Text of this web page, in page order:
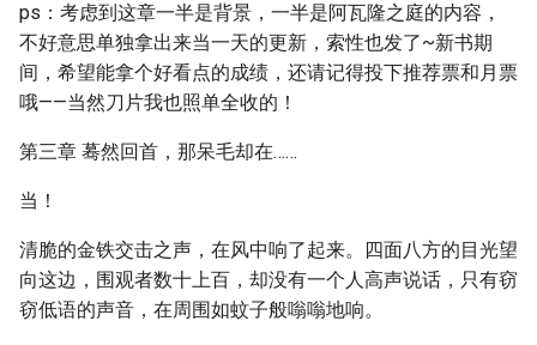
ps：考虑到这章一半是背景，一半是阿瓦隆之庭的内容，
不好意思单独拿出来当一天的更新，索性也发了~新书期
间，希望能拿个好看点的成绩，还请记得投下推荐票和月票
哦——当然刀片我也照单全收的！
第三章 蓦然回首，那呆毛却在……
当！
清脆的金铁交击之声，在风中响了起来。四面八方的目光望
向这边，围观者数十上百，却没有一个人高声说话，只有窃
窃低语的声音，在周围如蚊子般嗡嗡地响。